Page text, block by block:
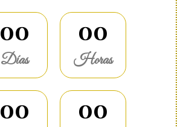
00
Días
00
Horas
00 00